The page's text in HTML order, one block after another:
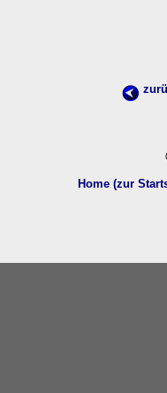
Home (zur